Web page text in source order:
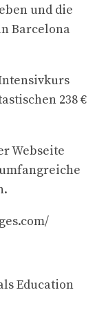
und die
Barcelona
238 €
Webseite
Education